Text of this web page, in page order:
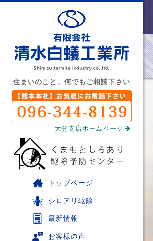
住まいのこと、何でもご相談下さい
大分支店ホームページ
トップページ
シロアリ駆除
最新情報
お客様の声